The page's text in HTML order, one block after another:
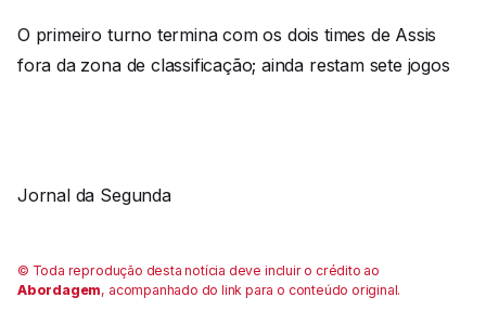
O primeiro turno termina com os dois times de Assis
fora da zona de classificação; ainda restam sete jogos
Jornal da Segunda
© Toda reprodução desta notícia deve incluir o crédito ao
Abordagem, acompanhado do link para o conteúdo original.